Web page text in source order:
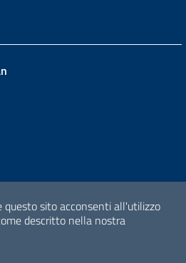
questo sito acconsenti all'utilizzo
descritto nella nostra